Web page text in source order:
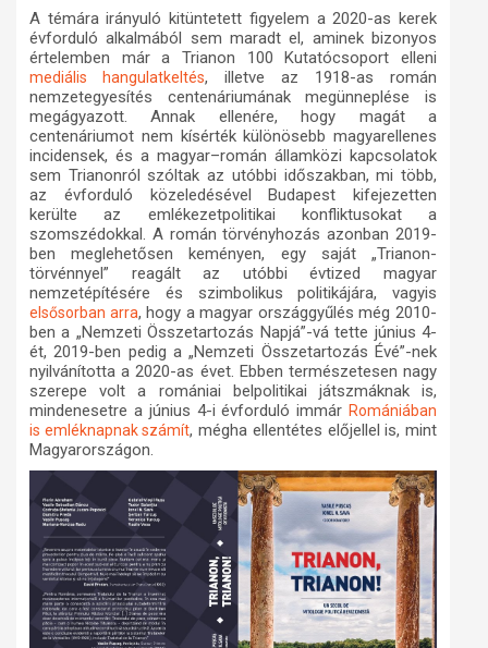
A témára irányuló kitüntetett figyelem a 2020-as kerek
évforduló alkalmából sem maradt el, aminek bizonyos
értelemben már a Trianon 100 Kutatócsoport elleni
mediális hangulatkeltés, illetve az 1918-as román
nemzetegyesítés centenáriumának megünneplése is
megágyazott. Annak ellenére, hogy magát a
centenáriumot nem kísérték különösebb magyarellenes
incidensek, és a magyar–román államközi kapcsolatok
sem Trianonról szóltak az utóbbi időszakban, mi több,
az évforduló közeledésével Budapest kifejezetten
kerülte az emlékezetpolitikai konfliktusokat a
szomszédokkal. A román törvényhozás azonban 2019-
ben meglehetősen keményen, egy saját „Trianon-
törvénnyel” reagált az utóbbi évtized magyar
nemzetépítésére és szimbolikus politikájára, vagyis
elsősorban arra, hogy a magyar országgyűlés még 2010-
ben a „Nemzeti Összetartozás Napjá”-vá tette június 4-
ét, 2019-ben pedig a „Nemzeti Összetartozás Évé”-nek
nyilvánította a 2020-as évet. Ebben természetesen nagy
szerepe volt a romániai belpolitikai játszmáknak is,
mindenesetre a június 4-i évforduló immár Romániában
is emléknapnak számít, mégha ellentétes előjellel is, mint
Magyarországon.